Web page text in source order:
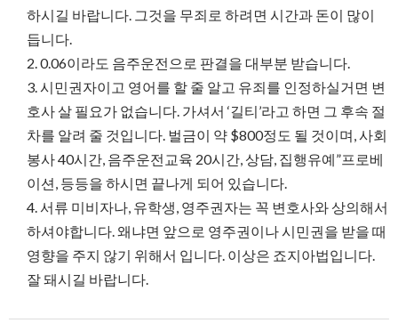
하시길 바랍니다. 그것을 무죄로 하려면 시간과 돈이 많이
듭니다.
2. 0.06이라도 음주운전으로 판결을 대부분 받습니다.
3. 시민권자이고 영어를 할 줄 알고 유죄를 인정하실거면 변
호사 살 필요가 없습니다. 가셔서 ‘길티’라고 하면 그 후속 절
차를 알려 줄 것입니다. 벌금이 약 $800정도 될 것이며, 사회
봉사 40시간, 음주운전교육 20시간, 상담, 집행유예”프로베
이션, 등등을 하시면 끝나게 되어 있습니다.
4. 서류 미비자나, 유학생, 영주권자는 꼭 변호사와 상의해서
하셔야합니다. 왜냐면 앞으로 영주권이나 시민권을 받을 때
영향을 주지 않기 위해서 입니다. 이상은 죠지아법입니다.
잘 돼시길 바랍니다.